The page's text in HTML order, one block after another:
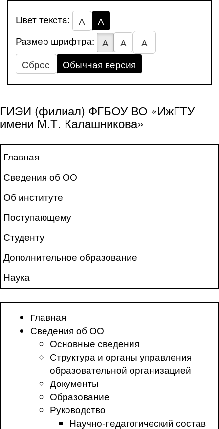
Цвет текста: А
А
Размер шрифтра:
А А
А
Сброс
Обычная версия
ГИЭИ (филиал) ФГБОУ ВО «ИжГТУ
имени М.Т. Калашникова»
Главная
Сведения об ОО
Об институте
Поступающему
Студенту
Дополнительное образование
Наука
Главная
Сведения об ОО
Основные сведения
Структура и органы управления
образовательной организацией
Документы
Образование
Руководство
Научно-педагогический состав